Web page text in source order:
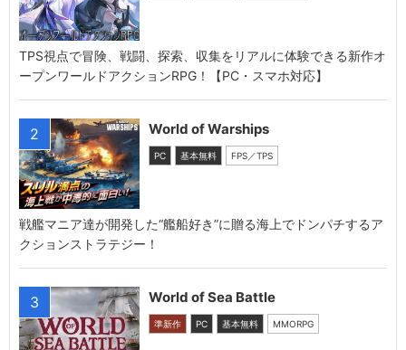
TPS視点で冒険、戦闘、探索、収集をリアルに体験できる新作オ
ープンワールドアクションRPG！【PC・スマホ対応】
2 World of Warships
PC 基本無料 FPS／TPS
戦艦マニア達が開発した“艦船好き”に贈る海上でドンパチするア
クションストラテジー！
3 World of Sea Battle
準新作 PC 基本無料 MMORPG